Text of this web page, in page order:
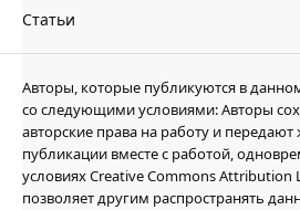
Статьи
Авторы, которые публикуются в
со следующими условиями: Авторы
авторские права на работу и
публикации вместе с работой,
условиях Creative Commons Attribution
позволяет другим распространять